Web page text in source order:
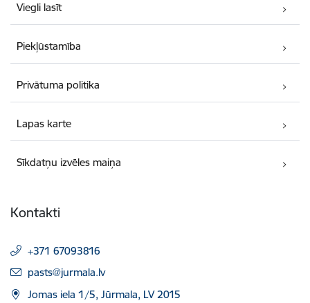
Viegli lasīt
Piekļūstamība
Privātuma politika
Lapas karte
Sīkdatņu izvēles maiņa
Kontakti
+371 67093816
E-pasts:
pasts@jurmala.lv
Jomas iela 1/5, Jūrmala, LV 2015